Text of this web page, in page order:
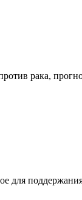
рака,
для